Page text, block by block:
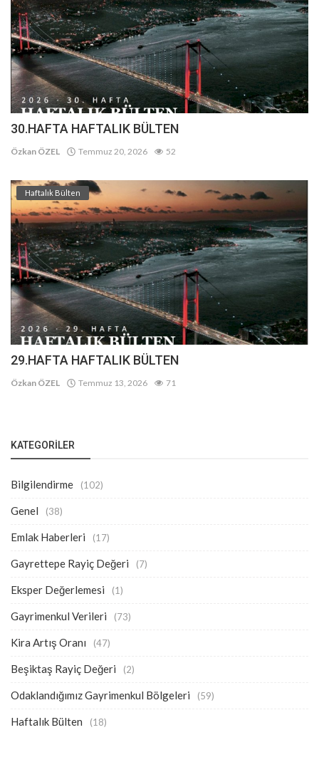
30.HAFTA HAFTALIK BÜLTEN
Özkan ÖZEL Temmuz 20, 2026 52
Haftalık Bülten
29.HAFTA HAFTALIK BÜLTEN
Özkan ÖZEL Temmuz 13, 2026 71
KATEGORILER
Bilgilendirme (102)
Genel (38)
Emlak Haberleri (17)
Gayrettepe Rayiç Değeri (7)
Eksper Değerlemesi (1)
Gayrimenkul Verileri (73)
Kira Artış Oranı (47)
Beşiktaş Rayiç Değeri (2)
Odaklandığımız Gayrimenkul Bölgeleri (59)
Haftalık Bülten (18)